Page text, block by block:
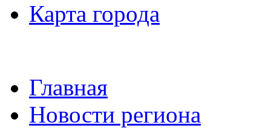
Карта города
Главная
Новости региона